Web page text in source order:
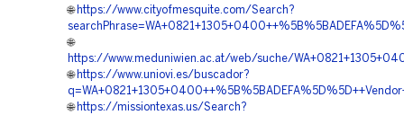
🌐 https://www.cityofmesquite.com/Search?
🌐
https://www.meduniwien.ac.at/web/suche/
🌐 https://www.uniovi.es/buscador?
🌐 https://missiontexas.us/Search?